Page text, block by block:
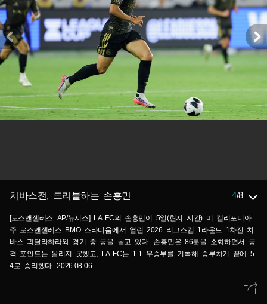
치바스전, 드리블하는 손흥민 4/8
[로스앤젤레스=AP/뉴시스] LA FC의 손흥민이 5일(현지 시간) 미 캘리포니아
주 로스앤젤레스 BMO 스타디움에서 열린 2026 리그스컵 1라운드 1차전 치
바스 과달라하라와 경기 중 공을 몰고 있다. 손흥민은 86분을 소화하면서 공
격 포인트는 올리지 못했고, LA FC는 1-1 무승부를 기록해 승부차기 끝에 5-
4로 승리했다. 2026.08.06.